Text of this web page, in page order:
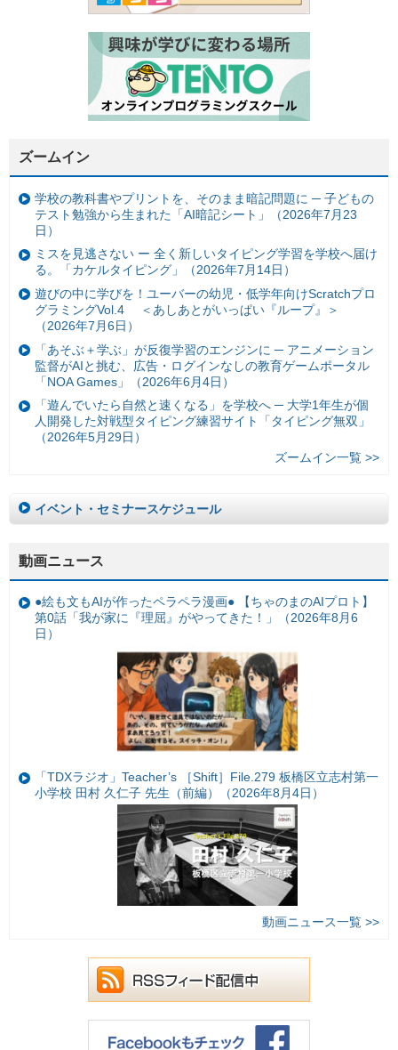
ズームイン
学校の教科書やプリントを、そのまま暗記問題に ─ 子どもの
テスト勉強から生まれた「AI暗記シート」（2026年7月23
日）
ミスを見逃さない ー 全く新しいタイピング学習を学校へ届け
る。「カケルタイピング」（2026年7月14日）
遊びの中に学びを！ユーバーの幼児・低学年向けScratchプロ
グラミングVol.4 ＜あしあとがいっぱい『ループ』＞
（2026年7月6日）
「あそぶ＋学ぶ」が反復学習のエンジンに ─ アニメーション
監督がAIと挑む、広告・ログインなしの教育ゲームポータル
「NOA Games」（2026年6月4日）
「遊んでいたら自然と速くなる」を学校へ ─ 大学1年生が個
人開発した対戦型タイピング練習サイト「タイピング無双」
（2026年5月29日）
ズームイン一覧 >>
イベント・セミナースケジュール
動画ニュース
●絵も文もAIが作ったペラペラ漫画● 【ちゃのまのAIプロト】
第0話「我が家に『理屈』がやってきた！」（2026年8月6
日）
「TDXラジオ」Teacher’s ［Shift］File.279 板橋区立志村第一
小学校 田村 久仁子 先生（前編）（2026年8月4日）
動画ニュース一覧 >>